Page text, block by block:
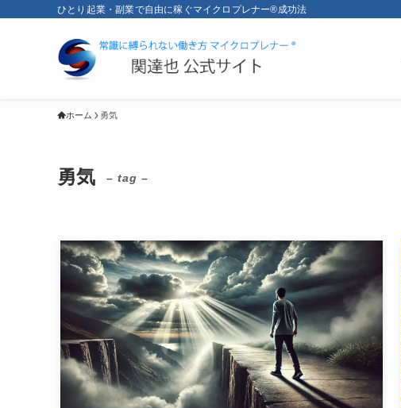
ひとり起業・副業で自由に稼ぐマイクロプレナー®成功法
ホーム 勇気
勇気 – tag –